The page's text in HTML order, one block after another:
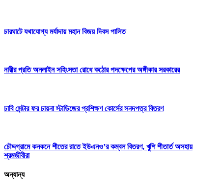
চারঘাটে যথাযোগ্য মর্যাদায় মহান বিজয় দিবস পালিত
নারীর প্রতি অনলাইন সহিংসতা রোধে কঠোর পদক্ষেপের অঙ্গীকার সরকারের
ঢাবি সেন্টার ফর চায়না স্টাডিজের প্রশিক্ষণ কোর্সের সনদপত্র বিতরণ
চৌদ্দগ্রামে কনকনে শীতের রাতে ইউএনও’র কম্বল বিতরণ, খুশি শীতার্ত অসহায়
শ্রমজীবীরা
অন্যান্য